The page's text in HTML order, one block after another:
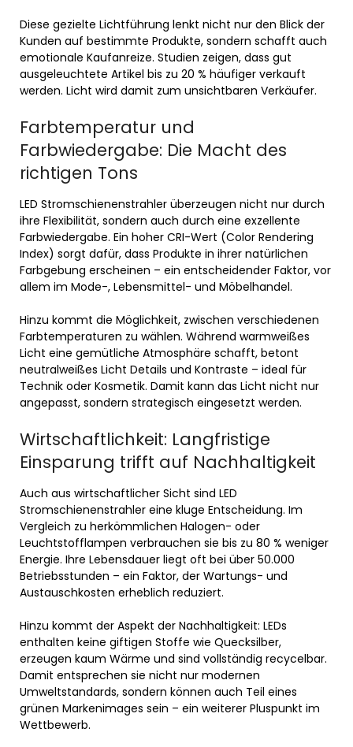
Diese gezielte Lichtführung lenkt nicht nur den Blick der
Kunden auf bestimmte Produkte, sondern schafft auch
emotionale Kaufanreize. Studien zeigen, dass gut
ausgeleuchtete Artikel bis zu 20 % häufiger verkauft
werden. Licht wird damit zum unsichtbaren Verkäufer.
Farbtemperatur und
Farbwiedergabe: Die Macht des
richtigen Tons
LED Stromschienenstrahler überzeugen nicht nur durch
ihre Flexibilität, sondern auch durch eine exzellente
Farbwiedergabe. Ein hoher CRI-Wert (Color Rendering
Index) sorgt dafür, dass Produkte in ihrer natürlichen
Farbgebung erscheinen – ein entscheidender Faktor, vor
allem im Mode-, Lebensmittel- und Möbelhandel.
Hinzu kommt die Möglichkeit, zwischen verschiedenen
Farbtemperaturen zu wählen. Während warmweißes
Licht eine gemütliche Atmosphäre schafft, betont
neutralweißes Licht Details und Kontraste – ideal für
Technik oder Kosmetik. Damit kann das Licht nicht nur
angepasst, sondern strategisch eingesetzt werden.
Wirtschaftlichkeit: Langfristige
Einsparung trifft auf Nachhaltigkeit
Auch aus wirtschaftlicher Sicht sind LED
Stromschienenstrahler eine kluge Entscheidung. Im
Vergleich zu herkömmlichen Halogen- oder
Leuchtstofflampen verbrauchen sie bis zu 80 % weniger
Energie. Ihre Lebensdauer liegt oft bei über 50.000
Betriebsstunden – ein Faktor, der Wartungs- und
Austauschkosten erheblich reduziert.
Hinzu kommt der Aspekt der Nachhaltigkeit: LEDs
enthalten keine giftigen Stoffe wie Quecksilber,
erzeugen kaum Wärme und sind vollständig recycelbar.
Damit entsprechen sie nicht nur modernen
Umweltstandards, sondern können auch Teil eines
grünen Markenimages sein – ein weiterer Pluspunkt im
Wettbewerb.